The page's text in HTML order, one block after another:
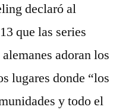
declaró al
que las series
adoran los
lugares donde “los
y todo el